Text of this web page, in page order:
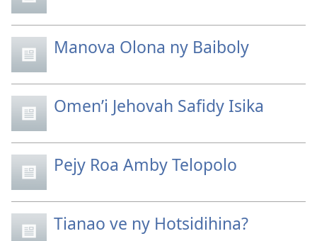
Manova Olona ny Baiboly
Omen’i Jehovah Safidy Isika
Pejy Roa Amby Telopolo
Tianao ve ny Hotsidihina?